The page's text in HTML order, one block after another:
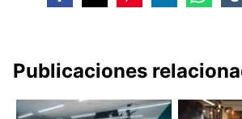
Publicaciones